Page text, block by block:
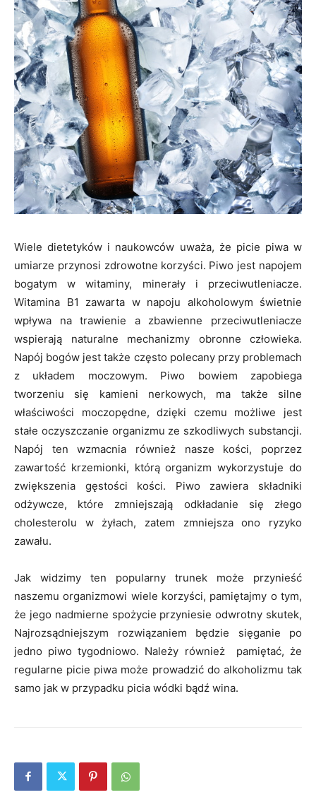
Wiele dietetyków i naukowców uważa, że picie piwa w
umiarze przynosi zdrowotne korzyści. Piwo jest napojem
bogatym w witaminy, minerały i przeciwutleniacze.
Witamina B1 zawarta w napoju alkoholowym świetnie
wpływa na trawienie a zbawienne przeciwutleniacze
wspierają naturalne mechanizmy obronne człowieka.
Napój bogów jest także często polecany przy problemach
z układem moczowym. Piwo bowiem zapobiega
tworzeniu się kamieni nerkowych, ma także silne
właściwości moczopędne, dzięki czemu możliwe jest
stałe oczyszczanie organizmu ze szkodliwych substancji.
Napój ten wzmacnia również nasze kości, poprzez
zawartość krzemionki, którą organizm wykorzystuje do
zwiększenia gęstości kości. Piwo zawiera składniki
odżywcze, które zmniejszają odkładanie się złego
cholesterolu w żyłach, zatem zmniejsza ono ryzyko
zawału.
Jak widzimy ten popularny trunek może przynieść
naszemu organizmowi wiele korzyści, pamiętajmy o tym,
że jego nadmierne spożycie przyniesie odwrotny skutek,
Najrozsądniejszym rozwiązaniem będzie sięganie po
jedno piwo tygodniowo. Należy również pamiętać, że
regularne picie piwa może prowadzić do alkoholizmu tak
samo jak w przypadku picia wódki bądź wina.